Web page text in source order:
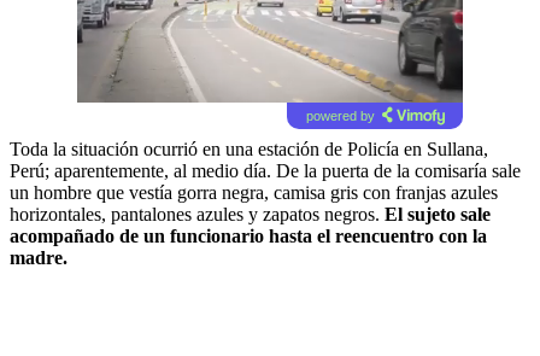
powered by
Toda la situación ocurrió en una estación de Policía en Sullana,
Perú; aparentemente, al medio día. De la puerta de la comisaría sale
un hombre que vestía gorra negra, camisa gris con franjas azules
horizontales, pantalones azules y zapatos negros. El sujeto sale
acompañado de un funcionario hasta el reencuentro con la
madre.